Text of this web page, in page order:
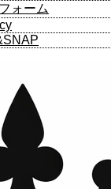
ォーム